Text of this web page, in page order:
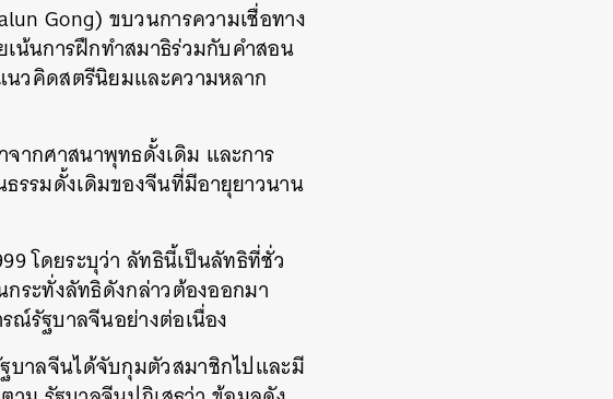
Gong) ขบวนการความเชื่อทาง
น้นการฝึกทำสมาธิร่วมกับคำสอน
วคิดสตรีนิยมและความหลาก
ากศาสนาพุทธดั้งเดิม และการ
รรมดั้งเดิมของจีนที่มีอายุยาวนาน
โดยระบุว่า ลัทธินี้เป็นลัทธิที่ชั่ว
ระทั่งลัทธิดังกล่าวต้องออกมา
ณ์รัฐบาลจีนอย่างต่อเนื่อง
บาลจีนได้จับกุมตัวสมาชิกไปและมี